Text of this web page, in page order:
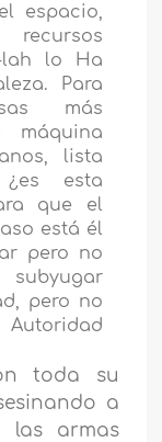
espacio,
lah lo Ha
Para
más
máquina
lista
esta
que el
está él
pero no
pero no
toda su
a
las armas